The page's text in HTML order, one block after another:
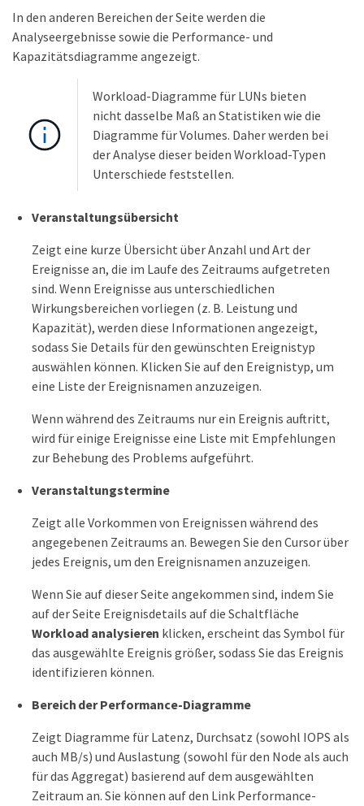
In den anderen Bereichen der Seite werden die
Analyseergebnisse sowie die Performance- und
Kapazitätsdiagramme angezeigt.
Workload-Diagramme für LUNs bieten
nicht dasselbe Maß an Statistiken wie die
Diagramme für Volumes. Daher werden bei
der Analyse dieser beiden Workload-Typen
Unterschiede feststellen.
Veranstaltungsübersicht
Zeigt eine kurze Übersicht über Anzahl und Art der
Ereignisse an, die im Laufe des Zeitraums aufgetreten
sind. Wenn Ereignisse aus unterschiedlichen
Wirkungsbereichen vorliegen (z. B. Leistung und
Kapazität), werden diese Informationen angezeigt,
sodass Sie Details für den gewünschten Ereignistyp
auswählen können. Klicken Sie auf den Ereignistyp, um
eine Liste der Ereignisnamen anzuzeigen.
Wenn während des Zeitraums nur ein Ereignis auftritt,
wird für einige Ereignisse eine Liste mit Empfehlungen
zur Behebung des Problems aufgeführt.
Veranstaltungstermine
Zeigt alle Vorkommen von Ereignissen während des
angegebenen Zeitraums an. Bewegen Sie den Cursor über
jedes Ereignis, um den Ereignisnamen anzuzeigen.
Wenn Sie auf dieser Seite angekommen sind, indem Sie
auf der Seite Ereignisdetails auf die Schaltfläche
Workload analysieren klicken, erscheint das Symbol für
das ausgewählte Ereignis größer, sodass Sie das Ereignis
identifizieren können.
Bereich der Performance-Diagramme
Zeigt Diagramme für Latenz, Durchsatz (sowohl IOPS als
auch MB/s) und Auslastung (sowohl für den Node als auch
für das Aggregat) basierend auf dem ausgewählten
Zeitraum an. Sie können auf den Link Performance-